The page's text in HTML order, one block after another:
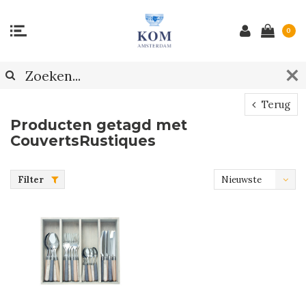
0
Terug
Producten getagd met
CouvertsRustiques
Filter
Nieuwste